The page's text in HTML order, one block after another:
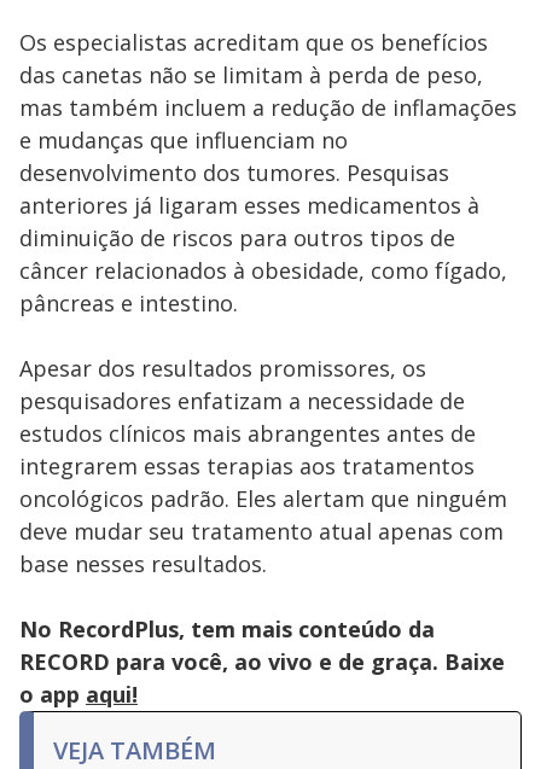
Os especialistas acreditam que os benefícios
das canetas não se limitam à perda de peso,
mas também incluem a redução de inflamações
e mudanças que influenciam no
desenvolvimento dos tumores. Pesquisas
anteriores já ligaram esses medicamentos à
diminuição de riscos para outros tipos de
câncer relacionados à obesidade, como fígado,
pâncreas e intestino.
Apesar dos resultados promissores, os
pesquisadores enfatizam a necessidade de
estudos clínicos mais abrangentes antes de
integrarem essas terapias aos tratamentos
oncológicos padrão. Eles alertam que ninguém
deve mudar seu tratamento atual apenas com
base nesses resultados.
No RecordPlus, tem mais conteúdo da
RECORD para você, ao vivo e de graça. Baixe
o app aqui!
VEJA TAMBÉM